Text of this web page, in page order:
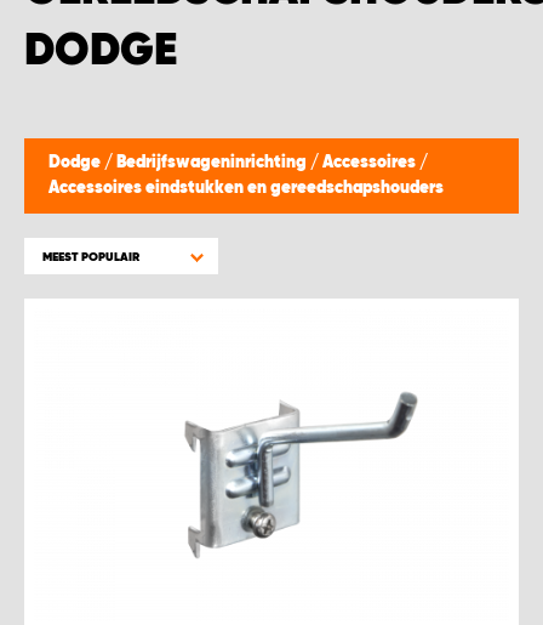
DODGE
Dodge / Bedrijfswageninrichting / Accessoires /
Accessoires eindstukken en gereedschapshouders
MEEST POPULAIR
WORK SYSTEM BEST
WORK SYSTEM EVERDINGEN
WORK SYSTEM GORREDIJK
WORK SYSTEM GRONINGEN